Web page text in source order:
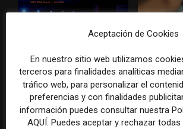
WAN-IFRA reúne las
principales estrategias de los
medios ante la IA, la pérdida
de ingresos y los cambios de
consumo
Veinte
IA en
y negocios
Aceptación de Cookies
En nuestro sitio web utilizamos
terceros para finalidades analíticas
tráfico web, para personalizar el
preferencias y con finalidades
información puedes consultar nuestra
AQUÍ. Puedes aceptar y rechazar